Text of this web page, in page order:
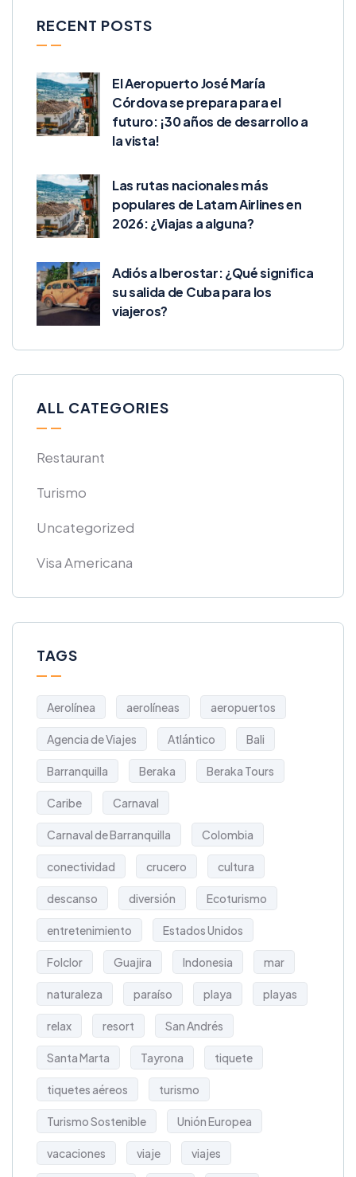
RECENT POSTS
El Aeropuerto José María
Córdova se prepara para el
futuro: ¡30 años de desarrollo a
la vista!
Las rutas nacionales más
populares de Latam Airlines en
2026: ¿Viajas a alguna?
Adiós a Iberostar: ¿Qué significa
su salida de Cuba para los
viajeros?
ALL CATEGORIES
Restaurant
Turismo
Uncategorized
Visa Americana
TAGS
Aerolínea aerolíneas aeropuertos
Agencia de Viajes Atlántico Bali
Barranquilla Beraka Beraka Tours
Caribe Carnaval
Carnaval de Barranquilla Colombia
conectividad crucero cultura
descanso diversión Ecoturismo
entretenimiento Estados Unidos
Folclor Guajira Indonesia mar
naturaleza paraíso playa playas
relax resort San Andrés
Santa Marta Tayrona tiquete
tiquetes aéreos turismo
Turismo Sostenible Unión Europea
vacaciones viaje viajes